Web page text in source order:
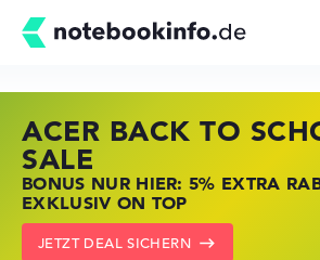
ACER BACK TO
SALE
BONUS NUR HIER: 5% EXTRA
EXKLUSIV ON TOP
JETZT DEAL SICHERN
HP STORE SSV
JETZT ZUGREIFEN: NOTEBOOKS
KRÄFTIG REDUZIERT
ZU DEN HP ANGEBOTEN
LENOVO LAPTOP
NOTEBOOKS BEI LENOVO JETZT
KRÄFTIG REDUZIERT
LENOVO DEALS ZEIGEN